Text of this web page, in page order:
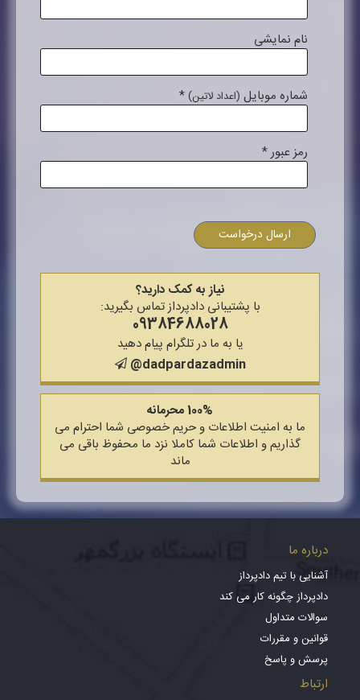
نام نمایشی
شماره موبایل (اعداد لاتین) *
رمز عبور*
ارسال درخواست
نیاز به کمک دارید؟
با پشتیبانی دادپرداز تماس بگیرید:
09384688028
یا به ما در تلگرام پیام دهید
@dadpardazadmin
100% محرمانه
ما به امنیت اطلاعات و حریم خصوصی شما احترام می
گذاریم و اطلاعات شما کاملا نزد ما محفوظ باقی می
ماند
درباره ما
آشنایی با تیم دادپرداز
دادپرداز چگونه کار می کند
سوالات متداول
قوانین و مقررات
پرسش و پاسخ
ارتباط